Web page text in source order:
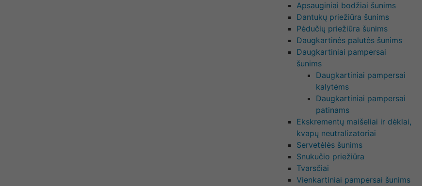
Apsauginiai bodžiai šunims
Dantukų priežiūra šunims
Pėdučių priežiūra šunims
Daugkartinės palutės šunims
Daugkartiniai pampersai
šunims
Daugkartiniai pampersai
kalytėms
Daugkartiniai pampersai
patinams
Ekskrementų maišeliai ir dėklai,
kvapų neutralizatoriai
Servetėlės šunims
Snukučio priežiūra
Tvarsčiai
Vienkartiniai pampersai šunims